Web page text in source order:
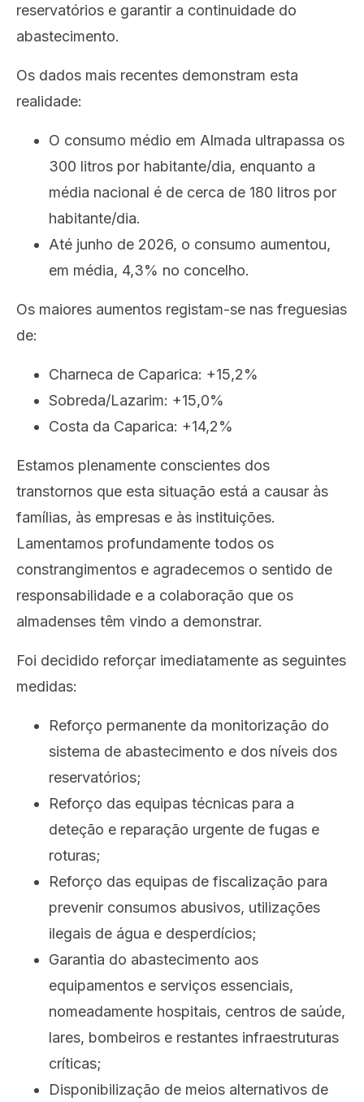
reservatórios e garantir a continuidade do
abastecimento.
Os dados mais recentes demonstram esta
realidade:
O consumo médio em Almada ultrapassa os
300 litros por habitante/dia, enquanto a
média nacional é de cerca de 180 litros por
habitante/dia.
Até junho de 2026, o consumo aumentou,
em média, 4,3% no concelho.
Os maiores aumentos registam-se nas freguesias
de:
Charneca de Caparica: +15,2%
Sobreda/Lazarim: +15,0%
Costa da Caparica: +14,2%
Estamos plenamente conscientes dos
transtornos que esta situação está a causar às
famílias, às empresas e às instituições.
Lamentamos profundamente todos os
constrangimentos e agradecemos o sentido de
responsabilidade e a colaboração que os
almadenses têm vindo a demonstrar.
Foi decidido reforçar imediatamente as seguintes
medidas:
Reforço permanente da monitorização do
sistema de abastecimento e dos níveis dos
reservatórios;
Reforço das equipas técnicas para a
deteção e reparação urgente de fugas e
roturas;
Reforço das equipas de fiscalização para
prevenir consumos abusivos, utilizações
ilegais de água e desperdícios;
Garantia do abastecimento aos
equipamentos e serviços essenciais,
nomeadamente hospitais, centros de saúde,
lares, bombeiros e restantes infraestruturas
críticas;
Disponibilização de meios alternativos de